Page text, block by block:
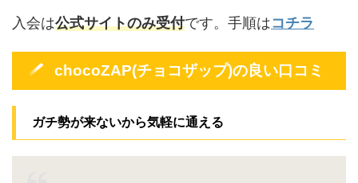
入会は公式サイトのみ受付です。手順はコチラ
chocoZAP(チョコザップ)の良い口コミ
ガチ勢が来ないから気軽に通える